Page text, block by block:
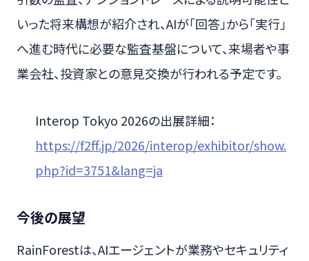
いった将来構想が紹介され、AIが「回答」から「実行」
へ進む時代に必要な監査基盤について、来場者や事
業会社、投資家との意見交換が行われる予定です。
Interop Tokyo 2026の出展詳細：
https://f2ff.jp/2026/interop/exhibitor/show.
php?id=3751&lang=ja
今後の展望
RainForestは、AIエージェントが業務やセキュリティ